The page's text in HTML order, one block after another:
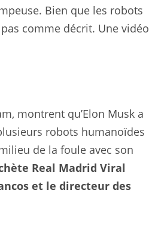
Bien que les robots
comme décrit. Une vidéo
montrent qu’Elon Musk a
robots humanoïdes
de la foule avec son
Real Madrid Viral
et le directeur des